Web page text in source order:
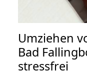
Umziehen
Bad
stressfrei